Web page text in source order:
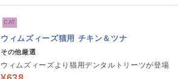
CAT
ウィムズィーズ猫用 チキン＆ツナ
その他厳選
ウィムズィーズより猫用デンタルトリーツが登場